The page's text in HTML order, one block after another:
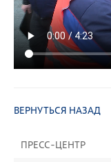
ПРЕСС-ЦЕНТР
ВЕРНУТЬСЯ НАЗАД